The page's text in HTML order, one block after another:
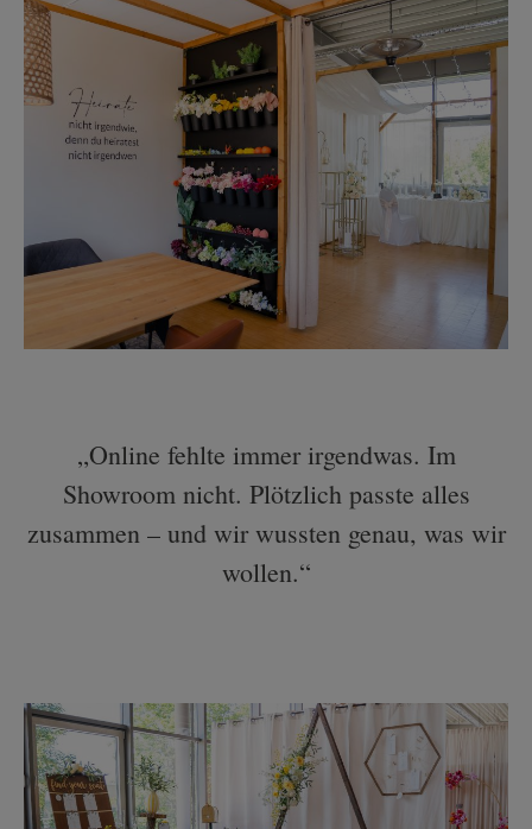
„Online fehlte immer irgendwas. Im
Showroom nicht. Plötzlich passte alles
zusammen – und wir wussten genau, was wir
wollen.“